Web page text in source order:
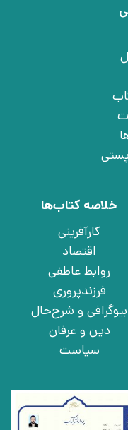
خلاصه کتاب‌ها
کارآفرینی
اقتصاد
روابط عاطفی
فرزندپروری
بیوگرافی و شرح‌حال
دین و عرفان
سیاست